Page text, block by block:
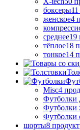
боксеры
женское4
среднее19
тёплое18
тонкое14
Misc4
Футболки
Футболки
Футболки
шорты8 продукт